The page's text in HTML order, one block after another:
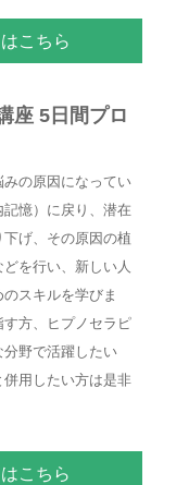
こちら
座 5日間プロ
の原因になってい
憶）に戻り、潜在
げ、その原因の植
を行い、新しい人
スキルを学びま
方、ヒプノセラピ
野で活躍したい
用したい方は是非
こちら